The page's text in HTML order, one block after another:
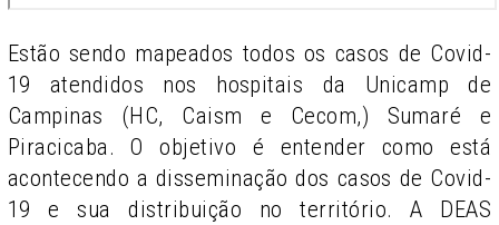
Estão sendo mapeados todos os casos de Covid-
19 atendidos nos hospitais da Unicamp de
Campinas (HC, Caism e Cecom,) Sumaré e
Piracicaba. O objetivo é entender como está
acontecendo a disseminação dos casos de Covid-
19 e sua distribuição no território. A DEAS